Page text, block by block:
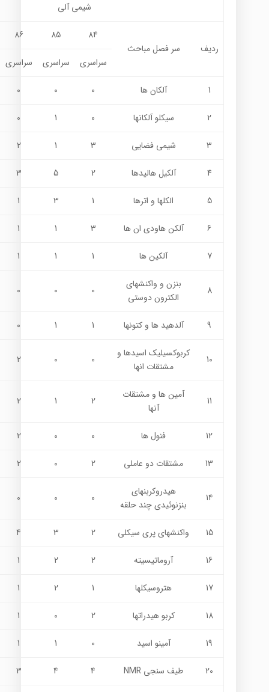
شيمي آلي
ردیف سر فصل مباحث
84
85
86
سراسری سراسری سراسری
1 آلکان ها 0
0
0
2 سيكلو آلكانها 0
1
0
3 شيمي فضايي 3
1
2
4 آلكيل هاليدها 2
5
3
5 الكلها و اترها 1
3
1
6 آلکن هاودي ان ها 3
1
1
7 آلکين ها 1
1
1
8
بنزن و واكنشهاي
الكترون دوستي
0
0
0
9 آلدهيد ها و كتونها 1
1
0
10
کربوکسيليک اسيدها و
مشتقات انها
0
0
2
11
آمين ها و مشتقات
آنها
2
1
2
12 فنول ها 0
0
2
13 مشتقات دو عاملي 2
0
2
14
هيدروكربنهاي
بنزنوئيدي چند حلقه
0
0
0
15 واكنشهاي پري سيكلي 2
3
4
16 آروماتيسيته 2
2
1
17 هتروسيكلها 1
2
1
18 كربو هيدراتها 2
0
1
19 آمينو اسيد 0
1
1
20 طیف سنجی NMR 4
4
3